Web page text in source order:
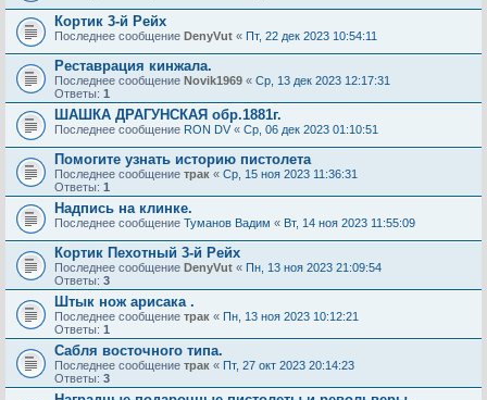
Кортик 3-й Рейх
Последнее сообщение DenyVut « Пт, 22 дек 2023 10:54:11
Реставрация кинжала.
Последнее сообщение Novik1969 « Ср, 13 дек 2023 12:17:31
Ответы: 1
ШАШКА ДРАГУНСКАЯ обр.1881г.
Последнее сообщение RON DV « Ср, 06 дек 2023 01:10:51
Помогите узнать историю пистолета
Последнее сообщение трак « Ср, 15 ноя 2023 11:36:31
Ответы: 1
Надпись на клинке.
Последнее сообщение Туманов Вадим « Вт, 14 ноя 2023 11:55:09
Кортик Пехотный 3-й Рейх
Последнее сообщение DenyVut « Пн, 13 ноя 2023 21:09:54
Ответы: 3
Штык нож арисака .
Последнее сообщение трак « Пн, 13 ноя 2023 10:12:21
Ответы: 1
Сабля восточного типа.
Последнее сообщение трак « Пт, 27 окт 2023 20:14:23
Ответы: 3